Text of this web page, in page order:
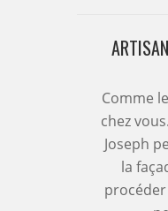
Comme
chez
Joseph
la